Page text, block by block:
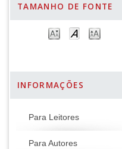
TAMANHO DE FONTE
INFORMAÇÕES
Para Leitores
Para Autores